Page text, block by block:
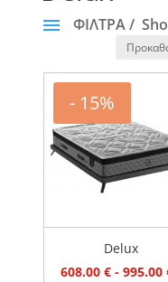
ΦΙΛΤΡΑ
Elementi
Silk
Delux
Cloud
Epoques
- 15%
Delux
608.00€ -995.00